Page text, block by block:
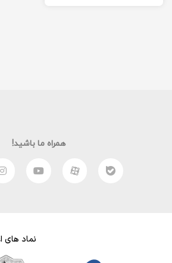
همراه ما باشید!
نماد های